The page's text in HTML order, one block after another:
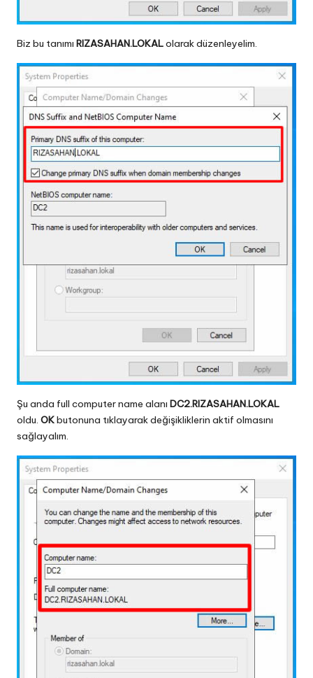
Biz bu tanımı RIZASAHAN.LOKALolarak düzenleyelim.
Şu anda full computer name alanı DC2.RIZASAHAN.LOKAL
oldu. OKbutonuna tıklayarak değişikliklerin aktif olmasını
sağlayalım.